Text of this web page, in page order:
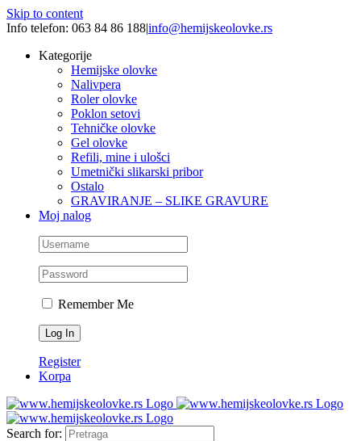
Skip to content
Info telefon: 063 84 86 188|info@hemijskeolovke.rs
Kategorije
Hemijske olovke
Nalivpera
Roler olovke
Poklon setovi
Tehničke olovke
Gel olovke
Refili, mine i ulošci
Umetnički slikarski pribor
Ostalo
GRAVIRANJE – SLIKE GRAVURE
Moj nalog
Remember Me
Register
Korpa
Search for: